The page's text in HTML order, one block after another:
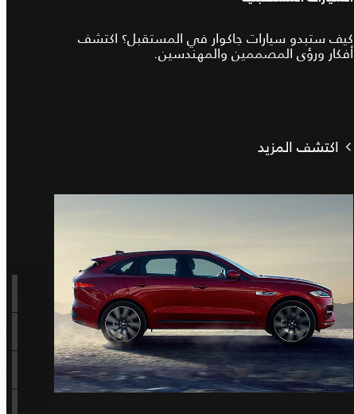
كيف ستبدو سيارات جاكوار في المستقبل؟ اكتشف
أفكار ورؤى المصممين والمهندسين.
اكتشف المزيد